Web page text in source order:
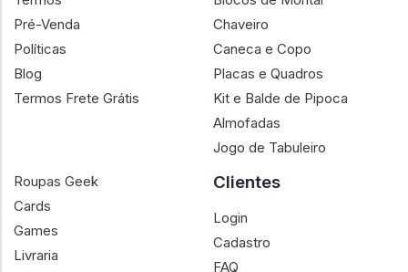
Pré-Venda
Políticas
Blog
Termos Frete Grátis
Chaveiro
Caneca e Copo
Placas e Quadros
Kit e Balde de Pipoca
Almofadas
Jogo de Tabuleiro
Roupas Geek
Cards
Games
Livraria
Clientes
Login
Cadastro
FAQ